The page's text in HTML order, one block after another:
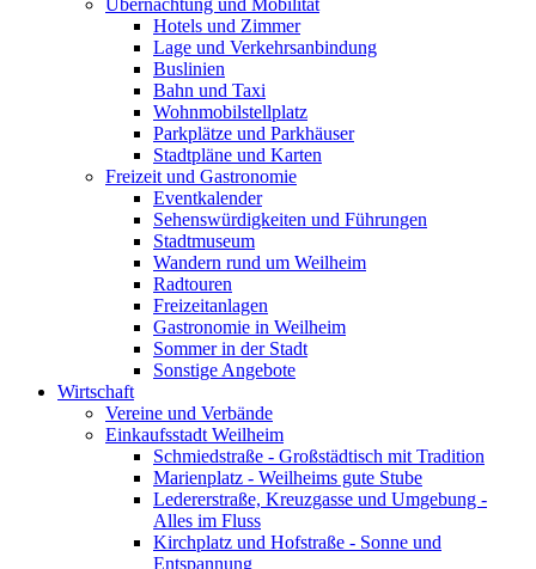
Hotels und Zimmer
Lage und Verkehrsanbindung
Buslinien
Bahn und Taxi
Wohnmobilstellplatz
Parkplätze und Parkhäuser
Stadtpläne und Karten
Freizeit und Gastronomie
Eventkalender
Sehenswürdigkeiten und Führungen
Stadtmuseum
Wandern rund um Weilheim
Radtouren
Freizeitanlagen
Gastronomie in Weilheim
Sommer in der Stadt
Sonstige Angebote
Wirtschaft
Vereine und Verbände
Einkaufsstadt Weilheim
Schmiedstraße - Großstädtisch mit Tradition
Marienplatz - Weilheims gute Stube
Ledererstraße, Kreuzgasse und Umgebung -
Alles im Fluss
Kirchplatz und Hofstraße - Sonne und
Entspannung